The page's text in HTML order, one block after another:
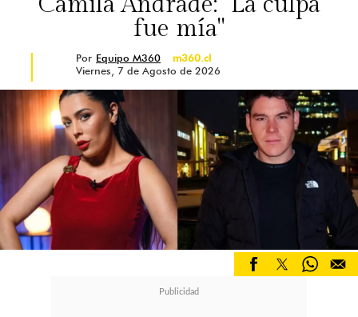
fue mía"
Por Equipo M360
m360.cl
Viernes, 7 de Agosto de 2026